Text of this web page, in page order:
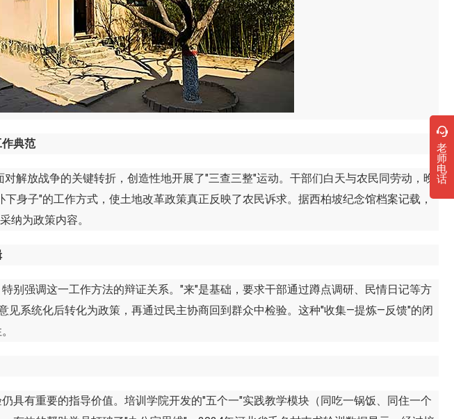
典范
放战争的关键转折，创造性地开展了"三查三整"运动。干部们白天与农民同劳动，晚
身子"的工作方式，使土地改革政策真正反映了农民诉求。据西柏坡纪念馆档案记载，
纳为政策内容。
强调这一工作方法的辩证关系。"来"是基础，要求干部通过蹲点调研、民情日记等方
见系统化后转化为政策，再通过民主协商回到群众中检验。这种"收集—提炼—反馈"的闭
有重要的指导价值。培训学院开发的"五个一"实践教学模块（同吃一锅饭、同住一个
老
师
电
话